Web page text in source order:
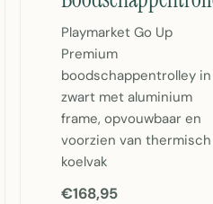
Playmarket Go Up
Premium
boodschappentrolley in
zwart met aluminium
frame, opvouwbaar en
voorzien van thermisch
koelvak
€168,95